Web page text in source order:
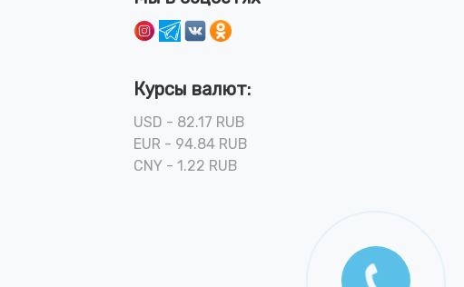
Курсы валют:
USD - 82.17 RUB
EUR - 94.84 RUB
CNY - 1.22 RUB